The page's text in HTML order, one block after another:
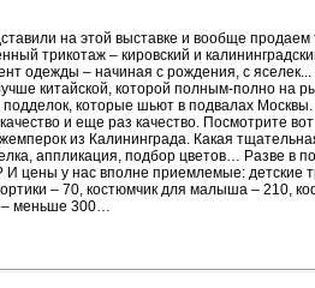
на этой выставке и вообще продаем
трикотаж – кировский и
одежды – начиная с рождения, с
китайской, которой полным-полно на
подделок, которые шьют в подвалах
и еще раз качество. Посмотрите
из Калининграда. Какая
аппликация, подбор цветов… Разве в
цены у нас вполне приемлемые: детские
– 70, костюмчик для малыша – 210,
– меньше 300…